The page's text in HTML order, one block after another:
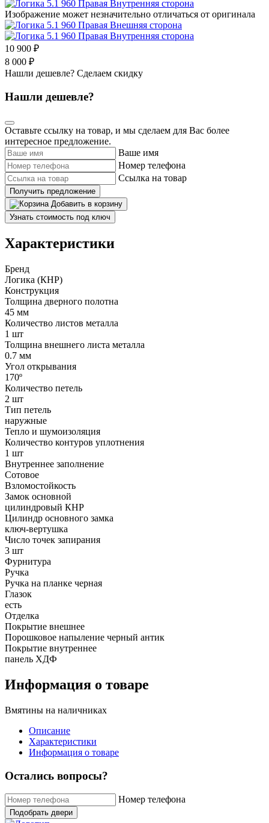
Изображение может незначительно отличаться от оригинала
10 900 ₽
8 000 ₽
Нашли дешевле? Сделаем скидку
Нашли дешевле?
Оставьте ссылку на товар, и мы сделаем для Вас более
интересное предложение.
Ваше имя
Номер телефона
Ссылка на товар
Получить предложение
Добавить в корзину
Узнать стоимость под ключ
Характеристики
Бренд
Логика (КНР)
Конструкция
Толщина дверного полотна
45 мм
Количество листов металла
1 шт
Толщина внешнего листа металла
0.7 мм
Угол открывания
170º
Количество петель
2 шт
Тип петель
наружные
Тепло и шумоизоляция
Количество контуров уплотнения
1 шт
Внутреннее заполнение
Сотовое
Взломостойкость
Замок основной
цилиндровый КНР
Цилиндр основного замка
ключ-вертушка
Число точек запирания
3 шт
Фурнитура
Ручка
Ручка на планке черная
Глазок
есть
Отделка
Покрытие внешнее
Порошковое напыление черный антик
Покрытие внутреннее
панель ХДФ
Информация о товаре
Вмятины на наличниках
Описание
Характеристики
Информация о товаре
Остались вопросы?
Номер телефона
Подобрать двери